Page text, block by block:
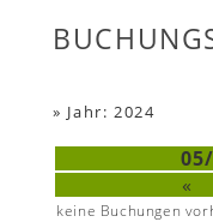
» Jahr: 2024
«
keine Buchungen